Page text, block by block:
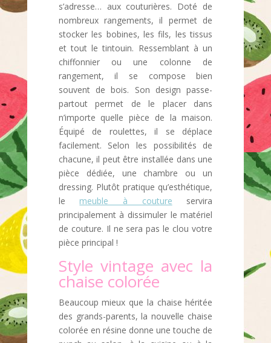
s’adresse… aux couturières. Doté de
nombreux rangements, il permet de
stocker les bobines, les fils, les tissus
et tout le tintouin. Ressemblant à un
chiffonnier ou une colonne de
rangement, il se compose bien
souvent de bois. Son design passe-
partout permet de le placer dans
n’importe quelle pièce de la maison.
Équipé de roulettes, il se déplace
facilement. Selon les possibilités de
chacune, il peut être installée dans une
pièce dédiée, une chambre ou un
dressing. Plutôt pratique qu’esthétique,
le meuble à couture servira
principalement à dissimuler le matériel
de couture. Il ne sera pas le clou votre
pièce principal !
Style vintage avec la
chaise colorée
Beaucoup mieux que la chaise héritée
des grands-parents, la nouvelle chaise
colorée en résine donne une touche de